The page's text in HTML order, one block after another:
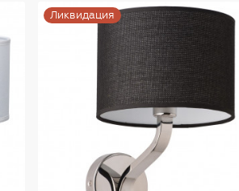
Ликвидация